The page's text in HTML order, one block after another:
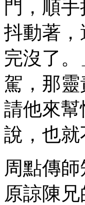
門，順
抖動著
完沒了
駕，那
請他來
說，也就
周點傳
原諒陳